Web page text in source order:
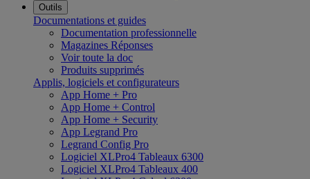
Outils
Documentations et guides
Documentation professionnelle
Magazines Réponses
Voir toute la doc
Produits supprimés
Applis, logiciels et configurateurs
App Home + Pro
App Home + Control
App Home + Security
App Legrand Pro
Legrand Config Pro
Logiciel XLPro4 Tableaux 6300
Logiciel XLPro4 Tableaux 400